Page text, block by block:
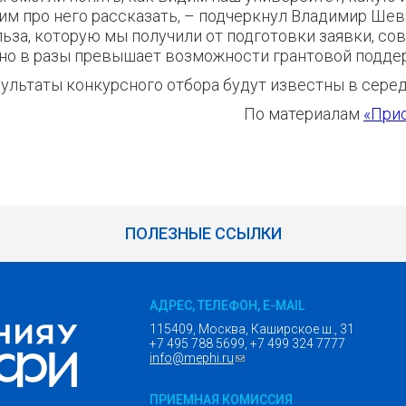
про него рассказать, – подчеркнул Владимир
которую мы получили от подготовки заявки,
в разы превышает возможности грантовой
конкурсного отбора будут известны в
По материалам
ПОЛЕЗНЫЕ ССЫЛКИ
АДРЕС, ТЕЛЕФОН, E-MAIL
115409, Москва, Каширское ш., 31
+7 495 788 5699, +7 499 324 7777
info@mephi.ru(ссылка для отправки email)
ПРИЕМНАЯ КОМИССИЯ